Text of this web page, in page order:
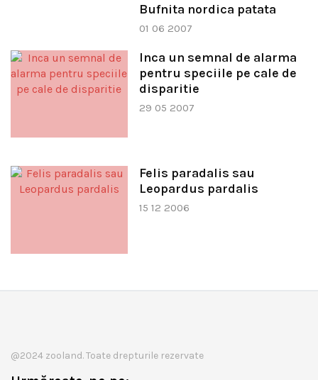
Bufnita nordica patata
01 06 2007
Inca un semnal de alarma
pentru speciile pe cale de
disparitie
29 05 2007
Felis paradalis sau
Leopardus pardalis
15 12 2006
@2024 zooland. Toate drepturile rezervate